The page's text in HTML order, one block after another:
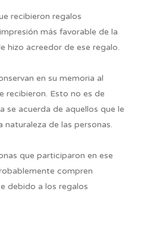
recibieron regalos
más favorable de la
hizo acreedor de ese regalo.
en su memoria al
recibieron. Esto no es de
se acuerda de aquellos que le
naturaleza de las personas.
que participaron en ese
compren
debido a los regalos